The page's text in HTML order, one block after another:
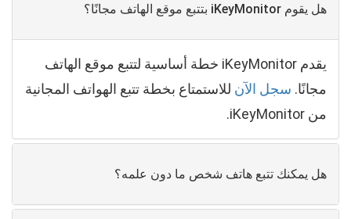
هل يقوم iKeyMonitor بتتبع موقع الهاتف مجانًا؟
يقدم iKeyMonitor خطة أساسية لتتبع موقع الهاتف
مجانًا. سجل الآن للاستمتاع بخطة تتبع الهواتف المجانية
من iKeyMonitor.
هل يمكنك تتبع هاتف شخص ما دون علمه؟